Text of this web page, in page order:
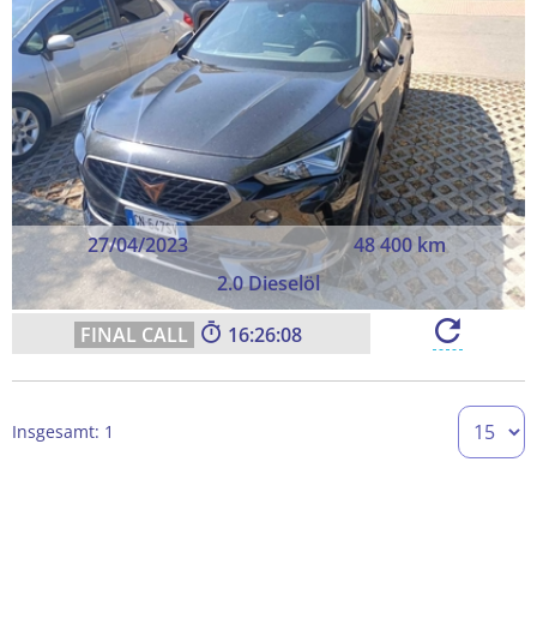
27/04/2023
48 400 km
2.0 Dieselöl
16:26:08
Insgesamt: 1